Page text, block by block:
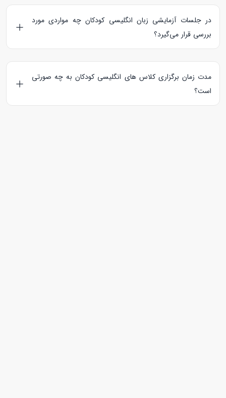
خیر، زبان آموز می‌تواند با معلمی که در پروفایل خود، استان محل
زندگی او را انتخاب کرده است، کلاس زبان انگلیسی رزرو کند.
در جلسات آزمایشی زبان انگلیسی کودکان چه مواردی مورد
بررسی قرار می‌گیرد؟
در جلسات آزمایشی زبان انگلیسی، کتاب ها و منابع مورد نیاز
مطرح می‌شود، سطح زبان آموز مورد بررسی قرار می‌گیرد و در
نهایت معلم و کودک با یکدیگر آشنا می‌شوند.
مدت زمان برگزاری کلاس های انگلیسی کودکان به چه صورتی
است؟